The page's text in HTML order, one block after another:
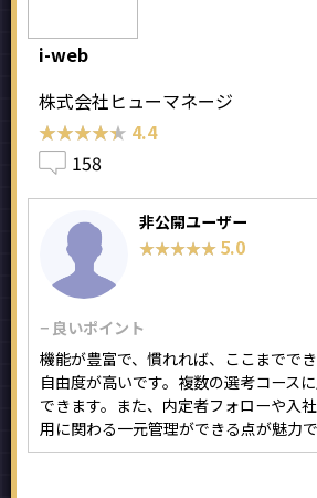
i-web
株式会社ヒューマネージ
★★★★★
★★★★★ 4.4
158
非公開ユーザー
★★★★★
★★★★★ 5.0
− 良いポイント
機能が豊富で、慣れれば、ここまでで
自由度が高いです。複数の選考コース
できます。また、内定者フォローや入
用に関わる一元管理ができる点が魅力で